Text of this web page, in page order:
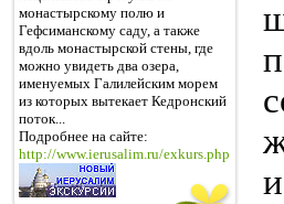
монастырскому полю и
Гефсиманскому саду, а также
вдоль монастырской стены, где
можно увидеть два озера,
именуемых Галилейским морем
из которых вытекает Кедронский
поток...
Подробнее на сайте:
http://www.ierusalim.ru/exkurs.php